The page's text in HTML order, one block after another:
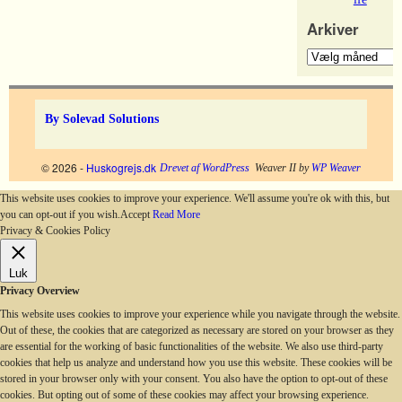
Arkiver
By Solevad Solutions
© 2026 - Huskogrejs.dk Drevet af WordPress Weaver II by WP Weaver
This website uses cookies to improve your experience. We'll assume you're ok with this, but
you can opt-out if you wish. Accept Read More
Privacy & Cookies Policy
Luk
Privacy Overview
This website uses cookies to improve your experience while you navigate through the website.
Out of these, the cookies that are categorized as necessary are stored on your browser as they
are essential for the working of basic functionalities of the website. We also use third-party
cookies that help us analyze and understand how you use this website. These cookies will be
stored in your browser only with your consent. You also have the option to opt-out of these
cookies. But opting out of some of these cookies may affect your browsing experience.